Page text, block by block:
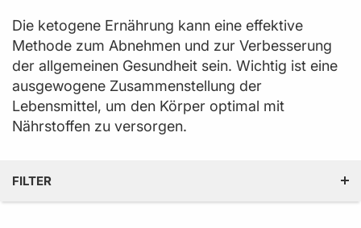
Die ketogene Ernährung kann eine effektive
Methode zum Abnehmen und zur Verbesserung
der allgemeinen Gesundheit sein. Wichtig ist eine
ausgewogene Zusammenstellung der
Lebensmittel, um den Körper optimal mit
Nährstoffen zu versorgen.
FILTER